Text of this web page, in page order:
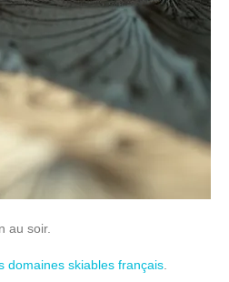
au soir.
domaines skiables français